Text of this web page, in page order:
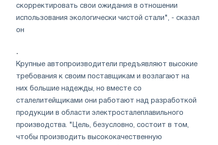
скорректировать свои ожидания в отношении
использования экологически чистой стали", - сказал
он
.
Крупные автопроизводители предъявляют высокие
требования к своим поставщикам и возлагают на
них большие надежды, но вместе со
сталелитейщиками они работают над разработкой
продукции в области электросталеплавильного
производства. "Цель, безусловно, состоит в том,
чтобы производить высококачественную